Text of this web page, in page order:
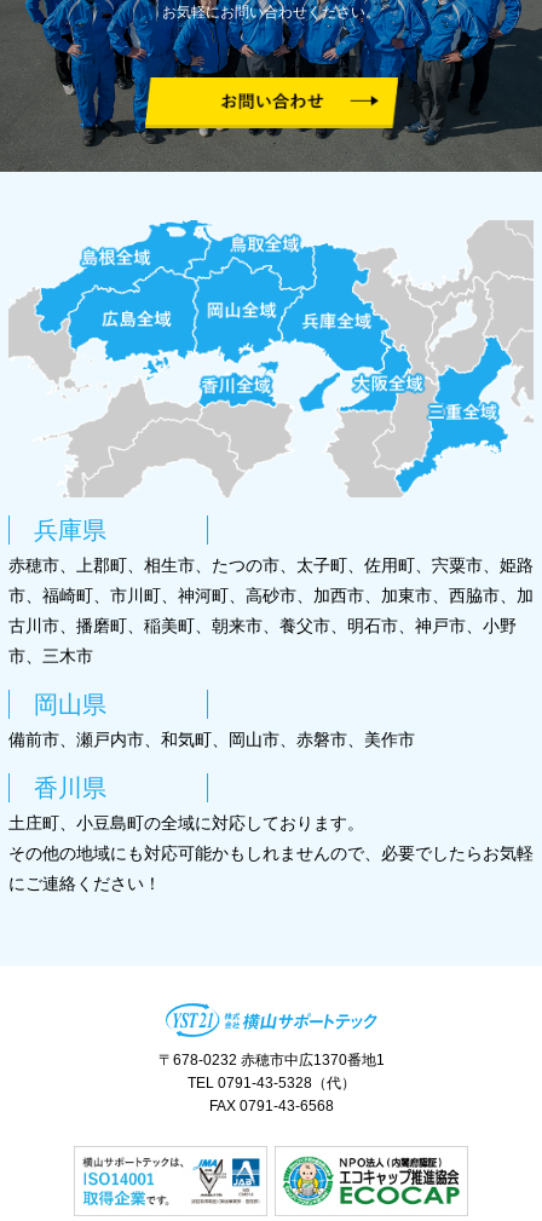
お気軽にお問い合わせください。
兵庫県
赤穂市、上郡町、相生市、たつの市、太子町、佐用町、宍粟市、姫路
市、福崎町、市川町、神河町、高砂市、加西市、加東市、西脇市、加
古川市、播磨町、稲美町、朝来市、養父市、明石市、神戸市、小野
市、三木市
岡山県
備前市、瀬戸内市、和気町、岡山市、赤磐市、美作市
香川県
土庄町、小豆島町の全域に対応しております。
その他の地域にも対応可能かもしれませんので、必要でしたらお気軽
にご連絡ください！
〒678-0232 赤穂市中広1370番地1
TEL 0791-43-5328（代）
FAX 0791-43-6568